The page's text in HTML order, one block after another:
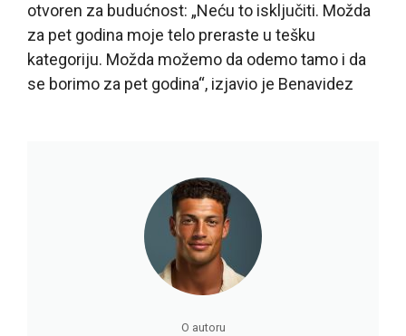
otvoren za budućnost: „Neću to isključiti. Možda
za pet godina moje telo preraste u tešku
kategoriju. Možda možemo da odemo tamo i da
se borimo za pet godina“, izjavio je Benavidez
O autoru